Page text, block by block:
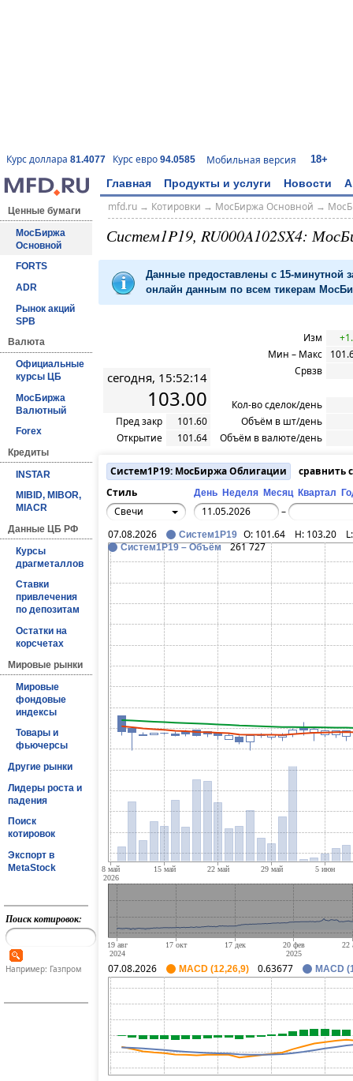
Курс доллара 81.4077 Курс евро 94.0585 Мобильная версия 18+
Главная Продукты и услуги Новости
Ценные бумаги
МосБиржа
Основной
FORTS
ADR
Рынок акций
SPB
Валюта
Официальные
курсы ЦБ
МосБиржа
Валютный
Forex
Кредиты
INSTAR
MIBID, MIBOR,
MIACR
Данные ЦБ РФ
Курсы
драгметаллов
Ставки
привлечения
по депозитам
Остатки на
корсчетах
Мировые рынки
Мировые
фондовые
индексы
Товары и
фьючерсы
Другие рынки
Лидеры роста и
падения
Поиск
котировок
Экспорт в
MetaStock
Поиск котировок:
Например: Газпром
mfd.ru→ Котировки → МосБиржа Основной →
Систем1P19, RU000A102SX4:
Данные предоставлены с 15-минутной
онлайн данным по всем тикерам
сегодня, 15:52:14
103.00
Пред закр
101.60
Открытие
101.64
Изм
Мин – Макс
Срвзв
Кол-во сделок/день
Объём в шт/день
Объём в валюте/день
Систем1P19: МосБиржа Облигации
сравнить
Стиль
День Неделя Месяц Квартал
Свечи
–
07.08.2026
Систем1P19 O: 101.64 H: 103.20
Систем1P19 – Объём 261 727
07.08.2026 MACD (12,26,9) 0.63677 MACD